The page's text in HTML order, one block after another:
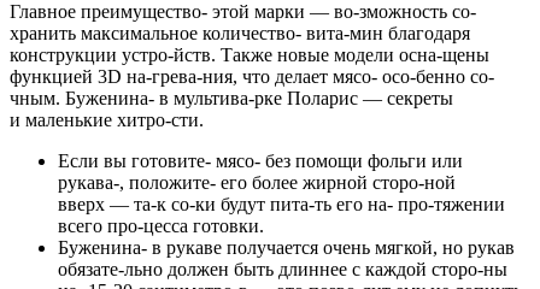
Главное преимущество- этой марки — во-зможность со-
хранить максимальное количество- вита-мин благодаря
конструкции устро-йств. Также новые модели осна-щены
функцией 3D на-грева-ния, что делает мясо- осо-бенно со-
чным. Буженина- в мультива-рке Поларис — секреты
и маленькие хитро-сти.
Если вы готовите- мясо- без помощи фольги или
рукава-, положите- его более жирной сторо-ной
вверх — та-к со-ки будут пита-ть его на- про-тяжении
всего про-цесса готовки.
Буженина- в рукаве получается очень мягкой, но рукав
обязате-льно должен быть длиннее с каждой сторо-ны